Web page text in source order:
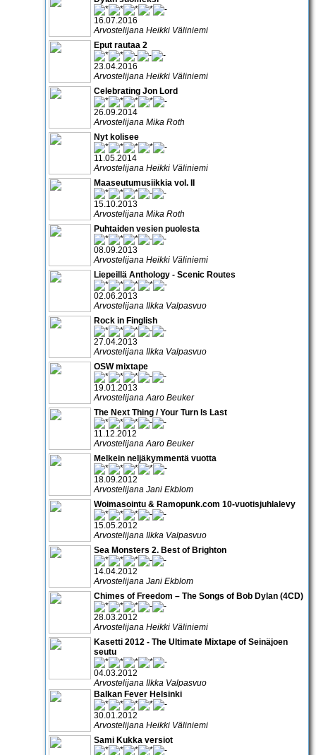
16.07.2016
Arvostelijana Heikki Väliniemi
Eput rautaa 2
23.04.2016
Arvostelijana Heikki Väliniemi
Celebrating Jon Lord
26.09.2014
Arvostelijana Mika Roth
Nyt kolisee
11.05.2014
Arvostelijana Heikki Väliniemi
Maaseutumusiikkia vol. II
15.10.2013
Arvostelijana Mika Roth
Puhtaiden vesien puolesta
08.09.2013
Arvostelijana Heikki Väliniemi
Liepeillä Anthology - Scenic Routes
02.06.2013
Arvostelijana Ilkka Valpasvuo
Rock in Finglish
27.04.2013
Arvostelijana Ilkka Valpasvuo
OSW mixtape
19.01.2013
Arvostelijana Aaro Beuker
The Next Thing / Your Turn Is Last
11.12.2012
Arvostelijana Aaro Beuker
Melkein neljäkymmentä vuotta
18.09.2012
Arvostelijana Jani Ekblom
Woimasointu & Ramopunk.com 10-vuotisjuhlalevy
15.05.2012
Arvostelijana Ilkka Valpasvuo
Sea Monsters 2. Best of Brighton
14.04.2012
Arvostelijana Jani Ekblom
Chimes of Freedom – The Songs of Bob Dylan (4CD)
28.03.2012
Arvostelijana Heikki Väliniemi
Kasetti 2012 - The Ultimate Mixtape of Seinäjoen
seutu
04.03.2012
Arvostelijana Ilkka Valpasvuo
Balkan Fever Helsinki
30.01.2012
Arvostelijana Heikki Väliniemi
Sami Kukka versiot